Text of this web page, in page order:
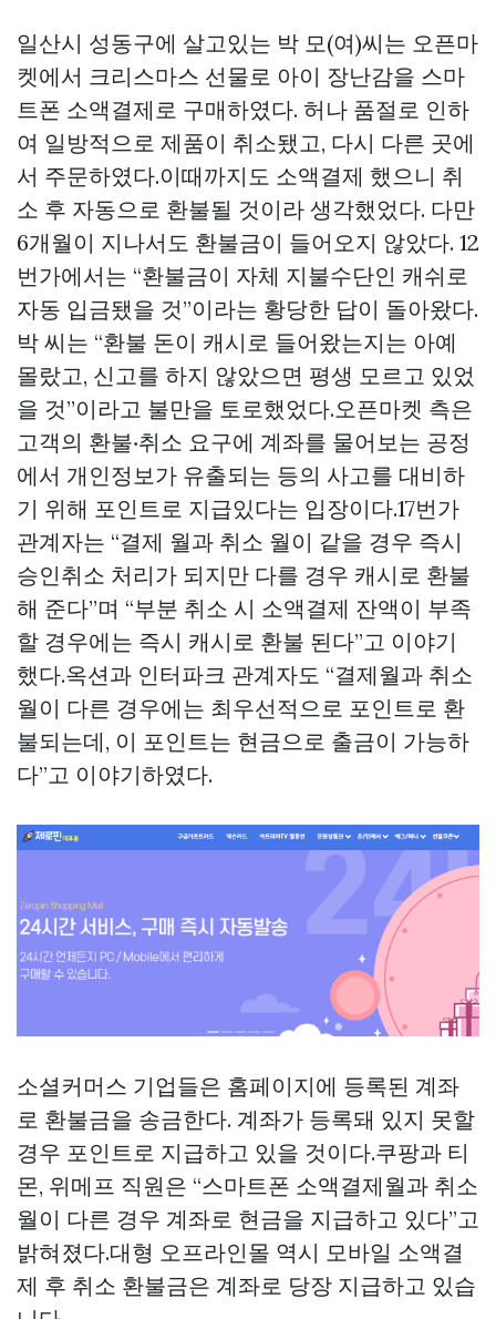
일산시 성동구에 살고있는 박 모(여)씨는 오픈마
켓에서 크리스마스 선물로 아이 장난감을 스마
트폰 소액결제로 구매하였다. 허나 품절로 인하
여 일방적으로 제품이 취소됐고, 다시 다른 곳에
서 주문하였다.이때까지도 소액결제 했으니 취
소 후 자동으로 환불될 것이라 생각했었다. 다만
6개월이 지나서도 환불금이 들어오지 않았다. 12
번가에서는 “환불금이 자체 지불수단인 캐쉬로
자동 입금됐을 것”이라는 황당한 답이 돌아왔다.
박 씨는 “환불 돈이 캐시로 들어왔는지는 아예
몰랐고, 신고를 하지 않았으면 평생 모르고 있었
을 것”이라고 불만을 토로했었다.오픈마켓 측은
고객의 환불‧취소 요구에 계좌를 물어보는 공정
에서 개인정보가 유출되는 등의 사고를 대비하
기 위해 포인트로 지급있다는 입장이다.17번가
관계자는 “결제 월과 취소 월이 같을 경우 즉시
승인취소 처리가 되지만 다를 경우 캐시로 환불
해 준다”며 “부분 취소 시 소액결제 잔액이 부족
할 경우에는 즉시 캐시로 환불 된다”고 이야기
했다.옥션과 인터파크 관계자도 “결제월과 취소
월이 다른 경우에는 최우선적으로 포인트로 환
불되는데, 이 포인트는 현금으로 출금이 가능하
다”고 이야기하였다.
소셜커머스 기업들은 홈페이지에 등록된 계좌
로 환불금을 송금한다. 계좌가 등록돼 있지 못할
경우 포인트로 지급하고 있을 것이다.쿠팡과 티
몬, 위메프 직원은 “스마트폰 소액결제월과 취소
월이 다른 경우 계좌로 현금을 지급하고 있다”고
밝혀졌다.대형 오프라인몰 역시 모바일 소액결
제 후 취소 환불금은 계좌로 당장 지급하고 있습